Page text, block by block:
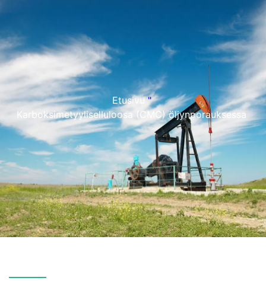
Etusivu "
Karboksimetyyliselluloosa (CMC) öljynporauksessa